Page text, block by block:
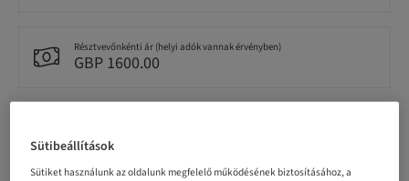
Résztvevőnkénti ár (helyi adók vannak érvényben)
GBP 1600.00
English
Sütibeállítások
Sütiket használunk az oldalunk megfelelő működésének biztosításához, a